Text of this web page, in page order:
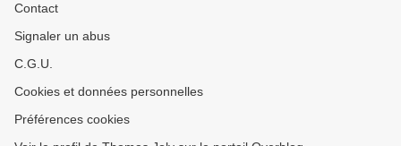
Contact
Signaler un abus
C.G.U.
Cookies et données personnelles
Préférences cookies